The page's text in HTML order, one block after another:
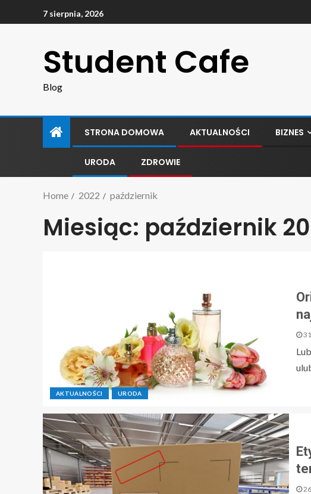
7 sierpnia, 2026
Student Cafe
Blog
STRONA DOMOWA AKTUALNOŚCI BIZNES
URODA ZDROWIE
Home 2022 październik
Miesiąc: październik
AKTUALNOŚCI URODA